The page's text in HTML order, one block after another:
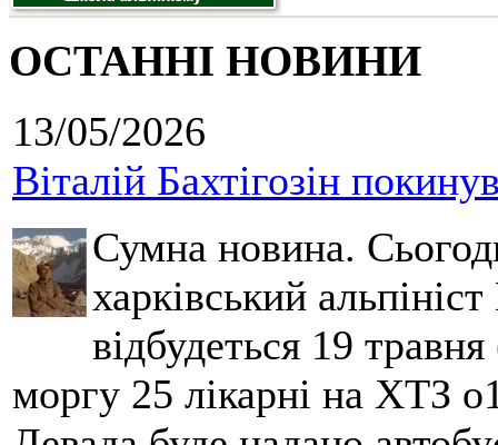
ОСТАННІ НОВИНИ
13/05/2026
Віталій Бахтігозін
Сумна новина.
харківський
відбудеться 19
моргу 25 лікарні на ХТЗ